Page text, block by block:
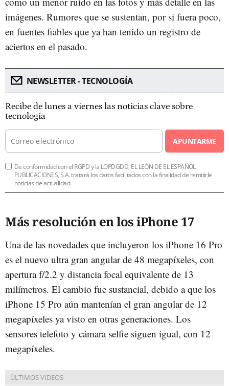
imágenes. Rumores que se sustentan, por si fuera poco,
en fuentes fiables que ya han tenido un registro de
aciertos en el pasado.
NEWSLETTER - TECNOLOGÍA
Recibe de lunes a viernes las noticias clave sobre
tecnología
APUNTARME
De conformidad con el RGPD y la LOPDGDD, EL LEÓN DE EL ESPAÑOL
PUBLICACIONES, S.A. tratará los datos facilitados con la finalidad de remitirle
noticias de actualidad.
Más resolución en los iPhone 17
Una de las novedades que incluyeron los iPhone 16 Pro
es el nuevo ultra gran angular de 48 megapíxeles, con
apertura f/2.2 y distancia focal equivalente de 13
milímetros. El cambio fue sustancial, debido a que los
iPhone 15 Pro aún mantenían el gran angular de 12
megapíxeles ya visto en otras generaciones. Los
sensores telefoto y cámara selfie siguen igual, con 12
megapíxeles.